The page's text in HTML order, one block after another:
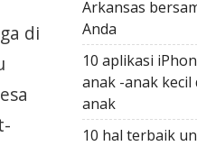
di
Arkansas
Anda
10 aplikasi
anak -anak kecil
anak
10 hal terbaik